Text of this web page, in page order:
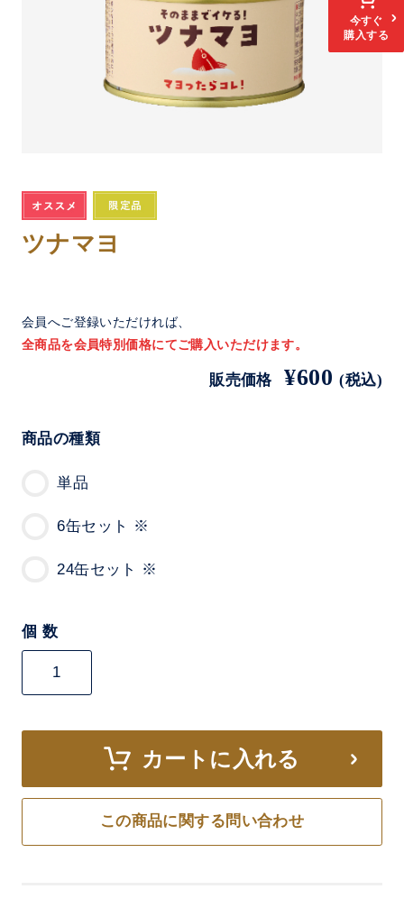
ツナマヨ
会員へご登録いただければ、
全商品を会員特別価格にてご購入いただけます。
販売価格 ¥600(税込)
商品の種類
単品
6缶セット ※
24缶セット ※
個 数
カートに入れる
この商品に関する問い合わせ
今すぐ
購入する